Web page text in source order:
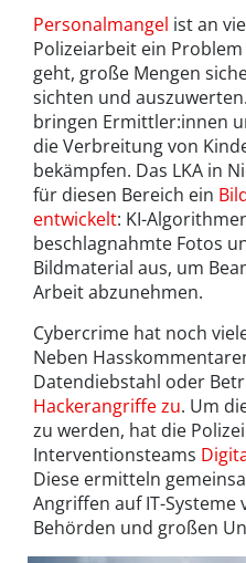
Personalmangel ist an
Polizeiarbeit ein
geht, große Mengen
sichten und
bringen Ermittler:innen
die Verbreitung von
bekämpfen. Das LKA in
für diesen Bereich ein
entwickelt: KI-
beschlagnahmte Fotos
Bildmaterial aus, um
Arbeit abzunehmen.
Cybercrime hat noch
Neben
Datendiebstahl oder
Hackerangriffe zu. Um
zu werden, hat die
Interventionsteams
Diese ermitteln
Angriffen auf IT-Systeme
Behörden und großen